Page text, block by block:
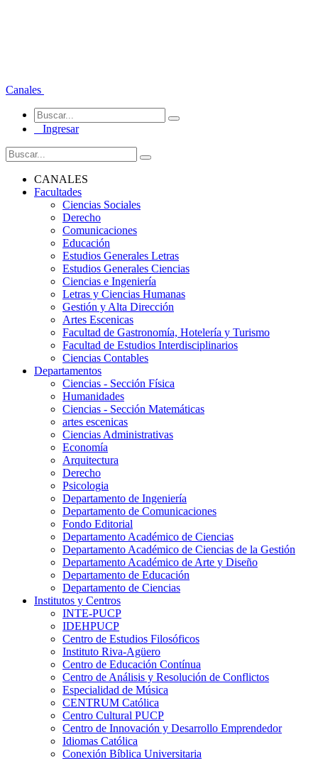
Canales
Ingresar
CANALES
Facultades
Ciencias Sociales
Derecho
Comunicaciones
Educación
Estudios Generales Letras
Estudios Generales Ciencias
Ciencias e Ingeniería
Letras y Ciencias Humanas
Gestión y Alta Dirección
Artes Escenicas
Facultad de Gastronomía, Hotelería y Turismo
Facultad de Estudios Interdisciplinarios
Ciencias Contables
Departamentos
Ciencias - Sección Física
Humanidades
Ciencias - Sección Matemáticas
artes escenicas
Ciencias Administrativas
Economía
Arquitectura
Derecho
Psicologia
Departamento de Ingeniería
Departamento de Comunicaciones
Fondo Editorial
Departamento Académico de Ciencias
Departamento Académico de Ciencias de la Gestión
Departamento Académico de Arte y Diseño
Departamento de Educación
Departamento de Ciencias
Institutos y Centros
INTE-PUCP
IDEHPUCP
Centro de Estudios Filosóficos
Instituto Riva-Agüero
Centro de Educación Contínua
Centro de Análisis y Resolución de Conflictos
Especialidad de Música
CENTRUM Católica
Centro Cultural PUCP
Centro de Innovación y Desarrollo Emprendedor
Idiomas Católica
Conexión Bíblica Universitaria